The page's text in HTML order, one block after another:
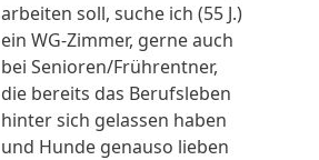
arbeiten soll, suche ich (55 J.)
ein WG-Zimmer, gerne auch
bei Senioren/Frührentner,
die bereits das Berufsleben
hinter sich gelassen haben
und Hunde genauso lieben